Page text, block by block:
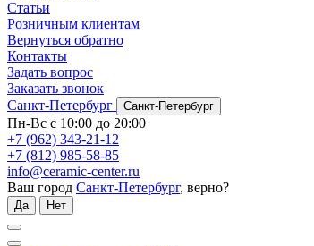
Статьи
Розничным клиентам
Вернуться обратно
Контакты
Задать вопрос
Заказать звонок
Санкт-Петербург
Санкт-Петербург
Пн-Вс с 10:00 до 20:00
+7 (962) 343-21-12
+7 (812) 985-58-85
info@ceramic-center.ru
Ваш город Санкт-Петербург, верно?
Да Нет